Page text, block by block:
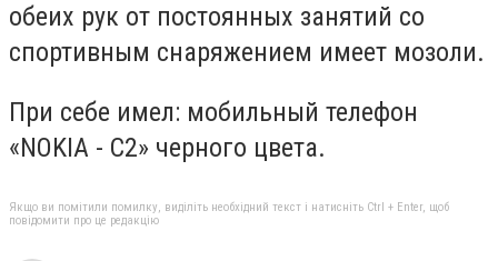
обеих рук от постоянных занятий со
спортивным снаряжением имеет мозоли.
При себе имел: мобильный телефон
«NOKIA - C2» черного цвета.
Якщо ви помітили помилку, виділіть необхідний текст і натисніть Ctrl + Enter, щоб
повідомити про це редакцію